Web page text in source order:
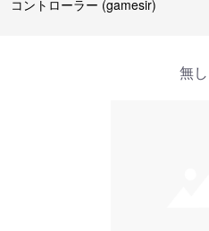
コントローラー (gamesir)
無し